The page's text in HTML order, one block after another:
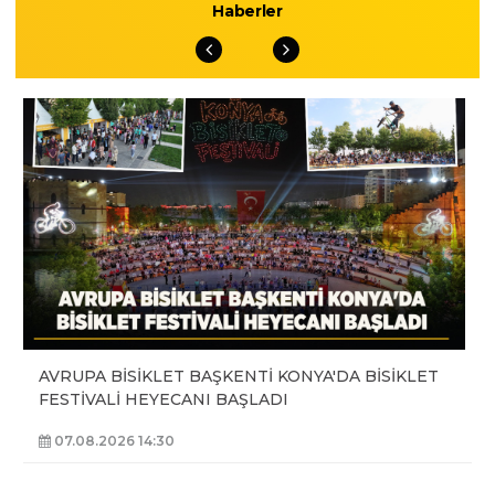
Haberler
AVRUPA BİSİKLET BAŞKENTİ KONYA'DA BİSİKLET
FESTİVALİ HEYECANI BAŞLADI
07.08.2026 14:30